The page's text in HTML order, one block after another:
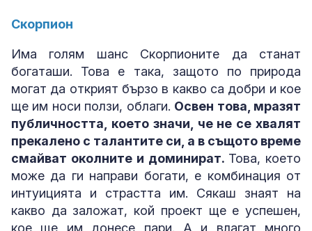
Скорпион
Има голям шанс Скорпионите да станат
богаташи. Това е така, защото по природа
могат да открият бързо в какво са добри и кое
ще им носи ползи, облаги. Освен това, мразят
публичността, което значи, че не се хвалят
прекалено с талантите си, а в същото време
смайват околните и доминират. Това, което
може да ги направи богати, е комбинация от
интуицията и страстта им. Сякаш знаят на
какво да заложат, кой проект ще е успешен,
кое ще им донесе пари. А и влагат много